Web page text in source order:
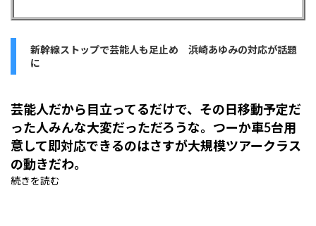
新幹線ストップで芸能人も足止め 浜崎あゆみの対応が話題
に
芸能人だから目立ってるだけで、その日移動予定だ
った人みんな大変だっただろうな。つーか車5台用
意して即対応できるのはさすが大規模ツアークラス
の動きだわ。
続きを読む